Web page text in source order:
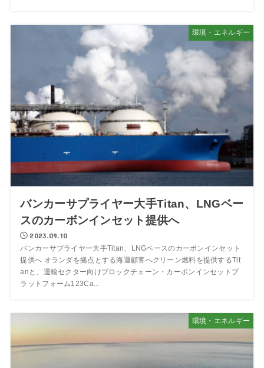
環境・エネルギー
バンカーサプライヤー大手Titan、LNGベー
スのカーボンインセット提供へ
2023.09.10
バンカーサプライヤー大手Titan、LNGベースのカーボンインセット
提供へ オランダを拠点とする海運顧客へクリーン燃料を提供するTit
anと、運輸セクター向けブロックチェーン・カーボンインセットプ
ラットフォーム123Ca...
環境・エネルギー